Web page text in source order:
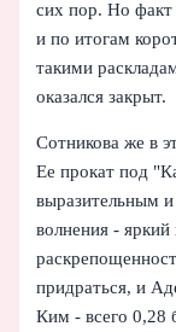
сих пор. Но факт
и по итогам
такими
оказался закрыт.
Сотникова же в
Ее прокат под
выразительным
волнения -
придраться, и
Ким - всего 0,28